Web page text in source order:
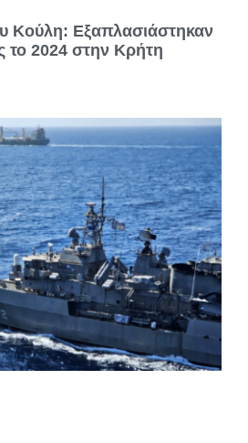
Κούλη: Εξαπλασιάστηκαν
το 2024 στην Κρήτη